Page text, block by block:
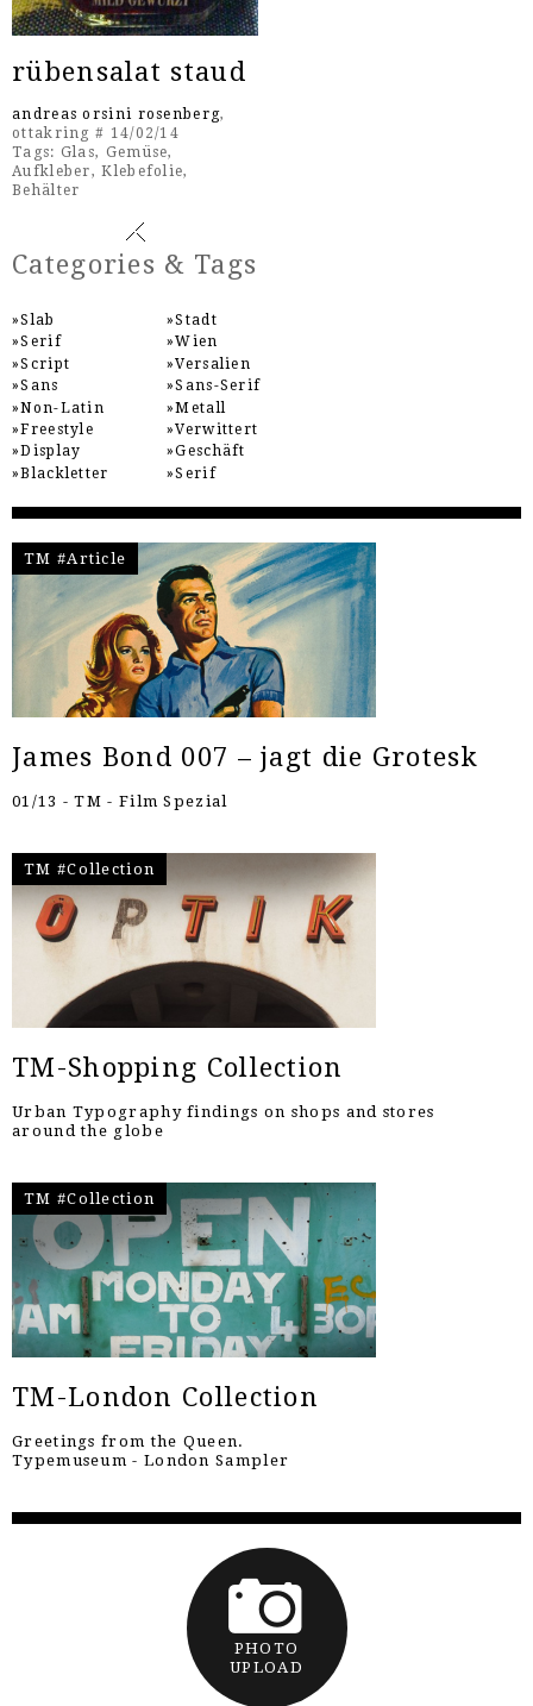
rübensalat staud
andreas orsini rosenberg,
ottakring # 14/02/14
Tags: Glas, Gemüse,
Aufkleber,Klebefolie,
Behälter
Categories & Tags
Slab
Serif
Script
Sans
Non-Latin
Freestyle
Display
Blackletter
Stadt
Wien
Versalien
Sans-Serif
Metall
Verwittert
Geschäft
Serif
TM #Article
James Bond 007 – jagt die Grotesk
01/13 - TM - Film Spezial
TM #Collection
TM-Shopping Collection
Urban Typography findings on shops and stores
around the globe
TM #Collection
TM-London Collection
Greetings from the Queen.
Typemuseum - London Sampler
PHOTO
UPLOAD